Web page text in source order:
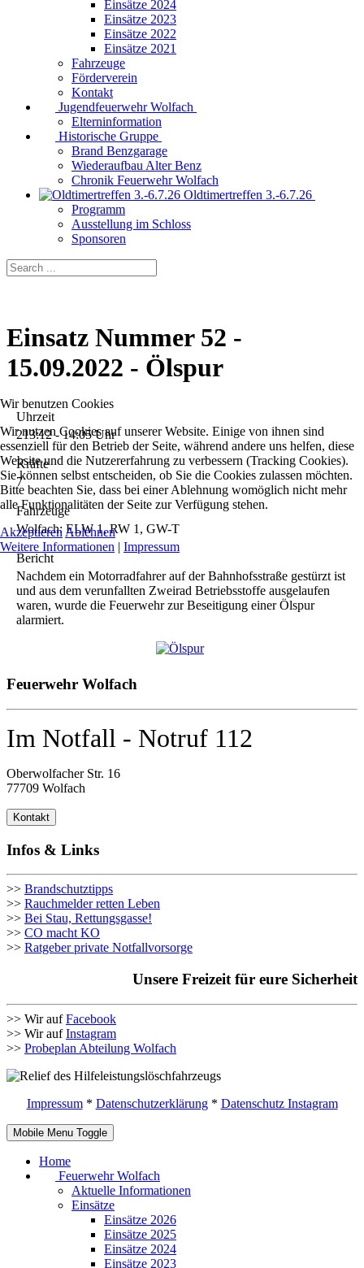
Einsätze 2024
Einsätze 2023
Einsätze 2022
Einsätze 2021
Fahrzeuge
Förderverein
Kontakt
Jugendfeuerwehr Wolfach
Elterninformation
Historische Gruppe
Brand Benzgarage
Wiederaufbau Alter Benz
Chronik Feuerwehr Wolfach
Oldtimertreffen 3.-6.7.26
Programm
Ausstellung im Schloss
Sponsoren
Einsatz Nummer 52 -
15.09.2022 - Ölspur
Uhrzeit
213:12 - 14:05 Uhr
Kräfte
7
Fahrzeuge
Wolfach: ELW 1, RW 1, GW-T
Bericht
Nachdem ein Motorradfahrer auf der Bahnhofsstraße gestürzt ist
und aus dem verunfallten Zweirad Betriebsstoffe ausgelaufen
waren, wurde die Feuerwehr zur Beseitigung einer Ölspur
alarmiert.
Feuerwehr Wolfach
Im Notfall - Notruf 112
Oberwolfacher Str. 16
77709 Wolfach
Kontakt
Infos & Links
>> Brandschutztipps
>> Rauchmelder retten Leben
>> Bei Stau, Rettungsgasse!
>> CO macht KO
>> Ratgeber private Notfallvorsorge
Unsere Freizeit für eure Sicherheit
>> Wir aufFacebook
>> Wir aufInstagram
>> Probeplan Abteilung Wolfach
Impressum* Datenschutzerklärung* Datenschutz Instagram
Mobile Menu Toggle
Home
Feuerwehr Wolfach
Aktuelle Informationen
Einsätze
Einsätze 2026
Einsätze 2025
Einsätze 2024
Einsätze 2023
Wir benutzen Cookies
Wir nutzen Cookies auf unserer Website. Einige von ihnen sind
essenziell für den Betrieb der Seite, während andere uns helfen, diese
Website und die Nutzererfahrung zu verbessern (Tracking Cookies).
Sie können selbst entscheiden, ob Sie die Cookies zulassen möchten.
Bitte beachten Sie, dass bei einer Ablehnung womöglich nicht mehr
alle Funktionalitäten der Seite zur Verfügung stehen.
Akzeptieren Ablehnen
Weitere Informationen | Impressum